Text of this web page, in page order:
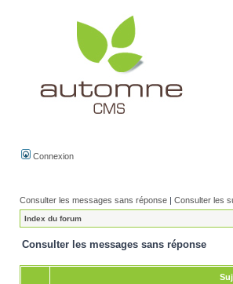
Connexion
Consulter les messages sans réponse | Consulter les
Index du forum
Consulter les messages sans réponse